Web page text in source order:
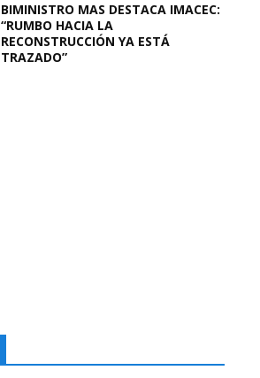
BIMINISTRO MAS DESTACA IMACEC:
“RUMBO HACIA LA
RECONSTRUCCIÓN YA ESTÁ
TRAZADO”